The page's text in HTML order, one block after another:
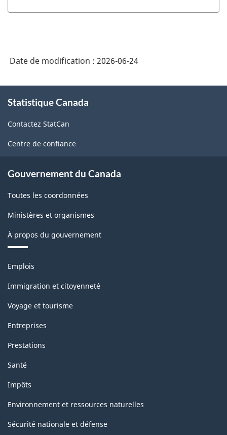
Date de modification : 2026-06-24
propos
ce
site
Statistique Canada
Contactez StatCan
Centre de confiance
Gouvernement du Canada
Toutes les coordonnées
Ministères et organismes
À propos du gouvernement
Thèmes
sujets
Emplois
Immigration et citoyenneté
Voyage et tourisme
Entreprises
Prestations
Santé
Impôts
Environnement et ressources naturelles
Sécurité nationale et défense